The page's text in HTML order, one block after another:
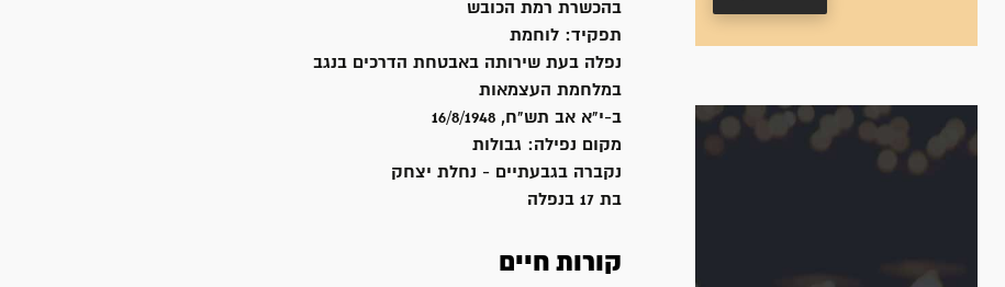
בהכשרת רמת הכובש
תפקיד: לוחמת
נפלה בעת שירותה באבטחת הדרכים בנגב
במלחמת העצמאות
ב-י"א אב תש"ח, 16/8/1948
מקום נפילה: גבולות
נקברה בגבעתיים - נחלת יצחק
בת 17 בנפלה
קורות חיים